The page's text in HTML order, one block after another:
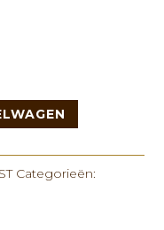
Categorieën: